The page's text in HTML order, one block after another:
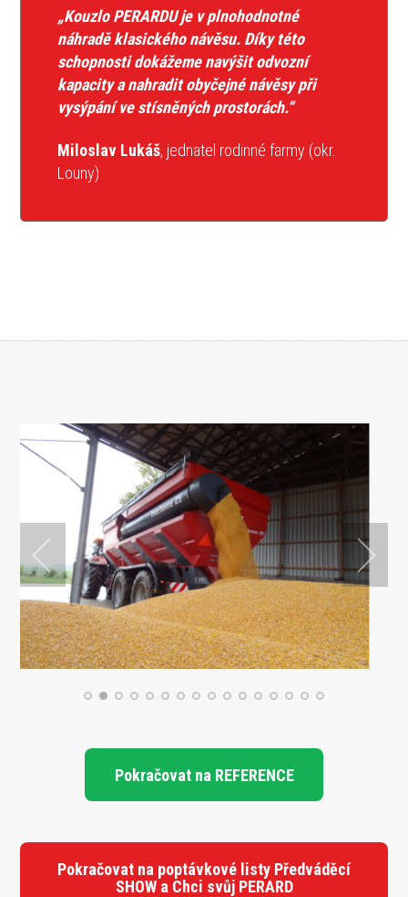
„Kouzlo PERARDU je v plnohodnotné
náhradě klasického návěsu. Díky této
schopnosti dokážeme navýšit odvozní
kapacity a nahradit obyčejné návěsy při
vysýpání ve stísněných prostorách.“
Miloslav Lukáš, jednatel rodinné farmy (okr.
Louny)
Pokračovat na REFERENCE
Pokračovat na poptávkové listy Předváděcí
SHOW a Chci svůj PERARD